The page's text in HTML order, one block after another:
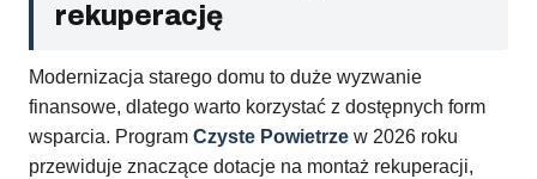
rekuperację
Modernizacja starego domu to duże wyzwanie
finansowe, dlatego warto korzystać z dostępnych form
wsparcia. Program Czyste Powietrze w 2026 roku
przewiduje znaczące dotacje na montaż rekuperacji,